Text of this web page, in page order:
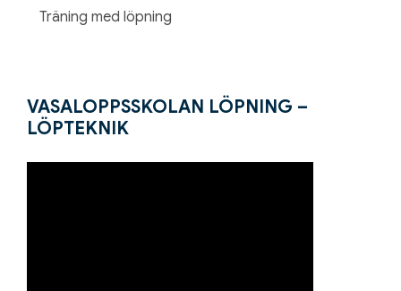
Träning med löpning
VASALOPPSSKOLAN LÖPNING –
LÖPTEKNIK